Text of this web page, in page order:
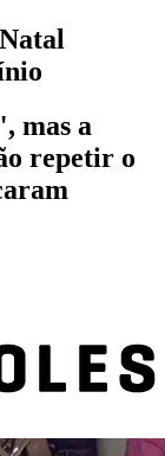
mas a
repetir o